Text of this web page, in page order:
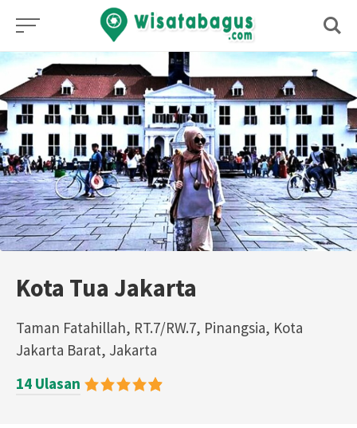
Skip
content
Kota Tua Jakarta
Taman Fatahillah, RT.7/RW.7, Pinangsia, Kota
Jakarta Barat, Jakarta
14 Ulasan